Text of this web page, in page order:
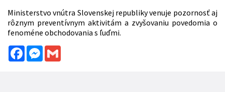
Ministerstvo vnútra Slovenskej republiky venuje pozornosť aj
rôznym preventívnym aktivitám a zvyšovaniu povedomia o
fenoméne obchodovania s ľuďmi.
FacebookMessenger